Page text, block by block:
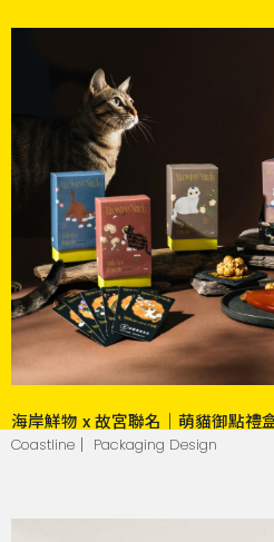
海岸鮮物 x 故宮聯名｜萌貓御點禮
Coastline｜ Packaging Design